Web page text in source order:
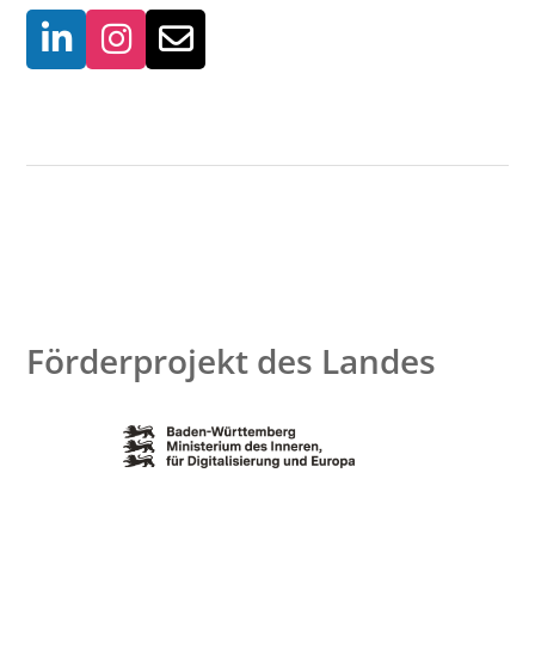
Förderprojekt des Landes